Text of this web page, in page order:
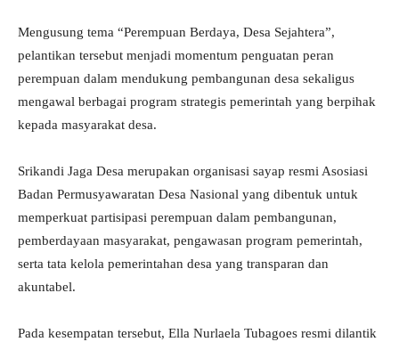
Mengusung tema “Perempuan Berdaya, Desa Sejahtera”,
pelantikan tersebut menjadi momentum penguatan peran
perempuan dalam mendukung pembangunan desa sekaligus
mengawal berbagai program strategis pemerintah yang berpihak
kepada masyarakat desa.
Srikandi Jaga Desa merupakan organisasi sayap resmi Asosiasi
Badan Permusyawaratan Desa Nasional yang dibentuk untuk
memperkuat partisipasi perempuan dalam pembangunan,
pemberdayaan masyarakat, pengawasan program pemerintah,
serta tata kelola pemerintahan desa yang transparan dan
akuntabel.
Pada kesempatan tersebut, Ella Nurlaela Tubagoes resmi dilantik